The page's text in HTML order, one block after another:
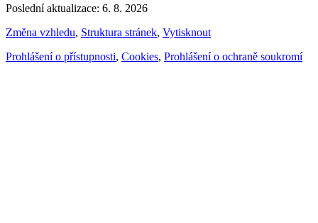
Poslední aktualizace: 6. 8. 2026
Změna vzhledu, Struktura stránek, Vytisknout
Prohlášení o přístupnosti, Cookies, Prohlášení o ochraně soukromí